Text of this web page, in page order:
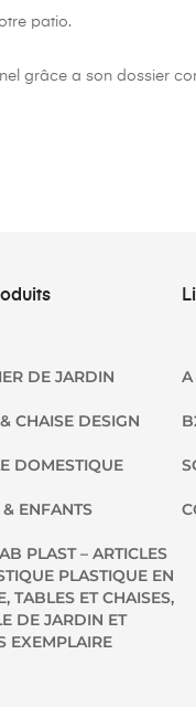
patio.
grâce a son dossier
DE JARDIN
CHAISE DESIGN
DOMESTIQUE
ENFANTS
PLAST – ARTICLES
PLASTIQUE EN
TABLES ET CHAISES,
DE JARDIN ET
EXEMPLAIRE
A